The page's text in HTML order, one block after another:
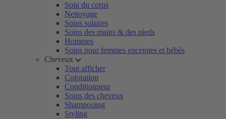
Soin du corps
Nettoyage
Soins solaires
Soins des mains & des pieds
Hommes
Soins pour femmes enceintes et bébés
Cheveux
Tout afficher
Coloration
Conditionneur
Soins des cheveux
Shampooing
Styling